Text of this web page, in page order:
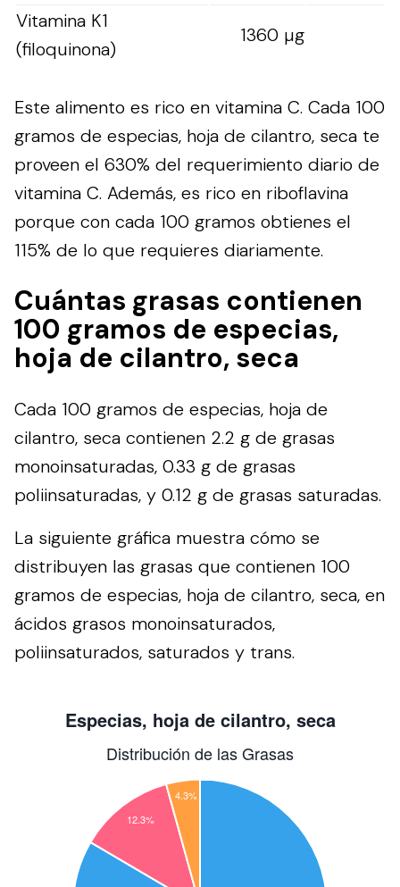
Vitamina K1
(filoquinona)
1360 µg
Este alimento es rico en vitamina C. Cada 100
gramos de especias, hoja de cilantro, seca te
proveen el 630% del requerimiento diario de
vitamina C. Además, es rico en riboflavina
porque con cada 100 gramos obtienes el
115% de lo que requieres diariamente.
Cuántas grasas contienen
100 gramos de especias,
hoja de cilantro, seca
Cada 100 gramos de especias, hoja de
cilantro, seca contienen 2.2 g de grasas
monoinsaturadas, 0.33 g de grasas
poliinsaturadas, y 0.12 g de grasas saturadas.
La siguiente gráfica muestra cómo se
distribuyen las grasas que contienen 100
gramos de especias, hoja de cilantro, seca, en
ácidos grasos monoinsaturados,
poliinsaturados, saturados y trans.